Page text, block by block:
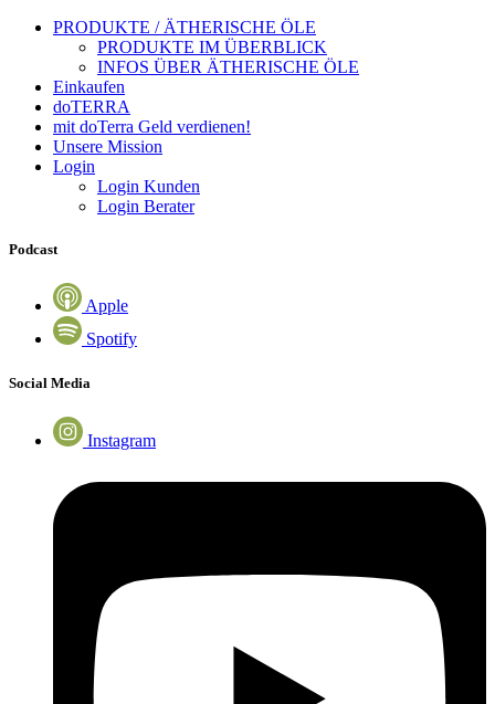
PRODUKTE / ÄTHERISCHE ÖLE
PRODUKTE IM ÜBERBLICK
INFOS ÜBER ÄTHERISCHE ÖLE
Einkaufen
doTERRA
mit doTerra Geld verdienen!
Unsere Mission
Login
Login Kunden
Login Berater
Podcast
Apple
Spotify
Social Media
Instagram